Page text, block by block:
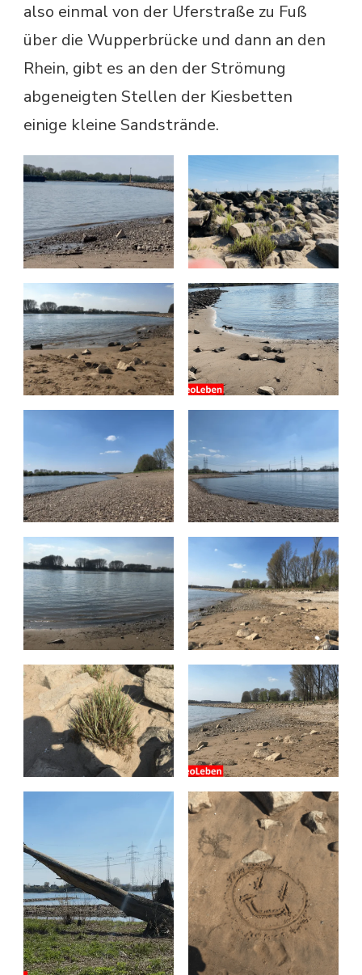
also einmal von der Uferstraße zu Fuß
über die Wupperbrücke und dann an den
Rhein, gibt es an den der Strömung
abgeneigten Stellen der Kiesbetten
einige kleine Sandstrände.